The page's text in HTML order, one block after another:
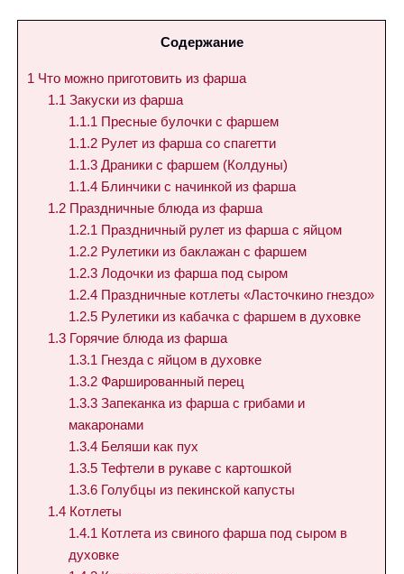
Содержание
1 Что можно приготовить из фарша
1.1 Закуски из фарша
1.1.1 Пресные булочки с фаршем
1.1.2 Рулет из фарша со спагетти
1.1.3 Драники с фаршем (Колдуны)
1.1.4 Блинчики с начинкой из фарша
1.2 Праздничные блюда из фарша
1.2.1 Праздничный рулет из фарша с яйцом
1.2.2 Рулетики из баклажан с фаршем
1.2.3 Лодочки из фарша под сыром
1.2.4 Праздничные котлеты «Ласточкино гнездо»
1.2.5 Рулетики из кабачка с фаршем в духовке
1.3 Горячие блюда из фарша
1.3.1 Гнезда с яйцом в духовке
1.3.2 Фаршированный перец
1.3.3 Запеканка из фарша с грибами и
макаронами
1.3.4 Беляши как пух
1.3.5 Тефтели в рукаве с картошкой
1.3.6 Голубцы из пекинской капусты
1.4 Котлеты
1.4.1 Котлета из свиного фарша под сыром в
духовке